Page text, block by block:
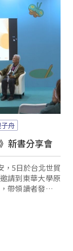
舟
新書分享會
，5日於台北世貿
請到東華大學原
帶領讀者發現山
與家人合力完成
活文化，並傳承